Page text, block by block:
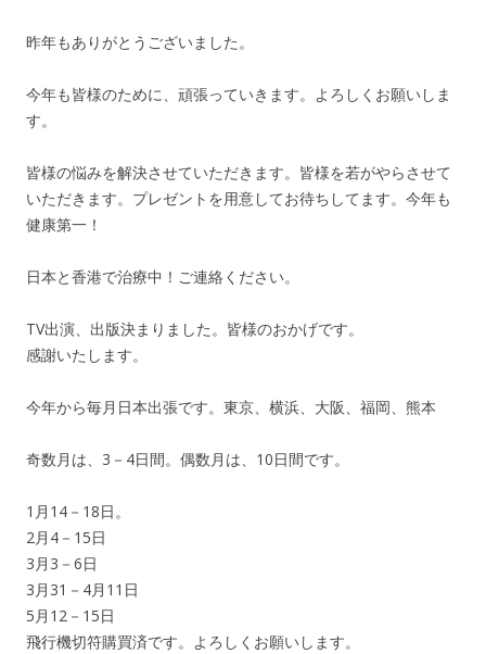
昨年もありがとうございました。
今年も皆様のために、頑張っていきます。よろしくお願いしま
す。
皆様の悩みを解決させていただきます。皆様を若がやらさせて
いただきます。プレゼントを用意してお待ちしてます。今年も
健康第一！
日本と香港で治療中！ご連絡ください。
TV出演、出版決まりました。皆様のおかげです。
感謝いたします。
今年から毎月日本出張です。東京、横浜、大阪、福岡、熊本
奇数月は、3－4日間。偶数月は、10日間です。
1月14－18日。
2月4－15日
3月3－6日
3月31－4月11日
5月12－15日
飛行機切符購買済です。よろしくお願いします。